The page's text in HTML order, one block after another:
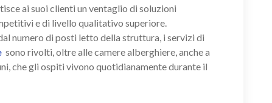
ai suoi clienti un ventaglio di soluzioni
e di livello qualitativo superiore.
numero di posti letto della struttura, i servizi di
sono rivolti, oltre alle camere alberghiere, anche a
che gli ospiti vivono quotidianamente durante il